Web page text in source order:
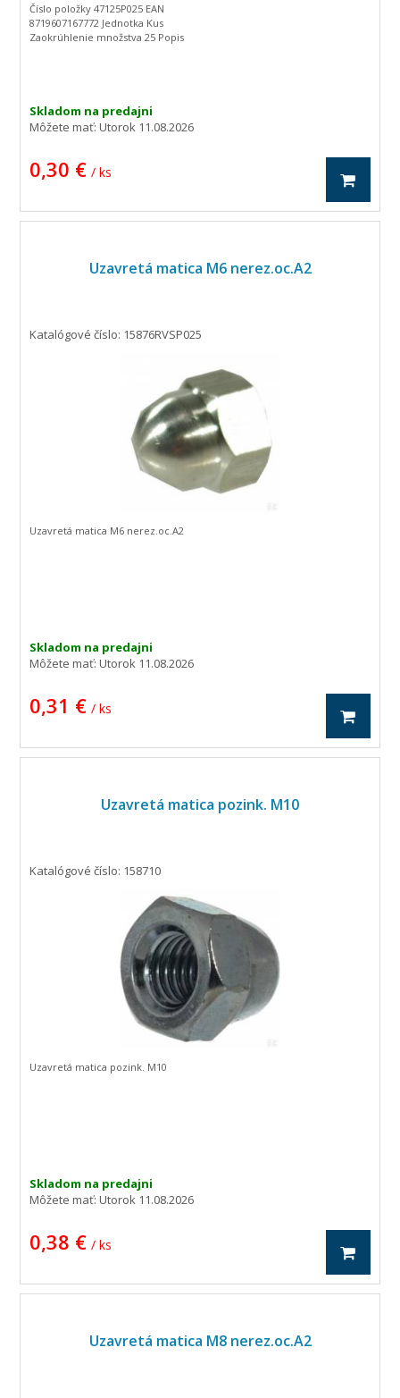
Skladom na predajni
Môžete mať:Utorok 11.08.2026
0,30 € / ks
Číslo položky 47125P025 EAN
8719607167772 Jednotka Kus
Zaokrúhlenie množstva 25 Popis
hrúbka 1,2 mm Materiál Oceľ mŠírka
montážnej drážky 1,3 mm d2Montážny
ks Materiál Oceľ
Uzavretá matica M6 nerez.oc.A2
Katalógové číslo: 15876RVSP025
Skladom na predajni
Môžete mať:Utorok 11.08.2026
0,31 € / ks
Uzavretá matica M6 nerez.oc.A2
Uzavretá matica pozink. M10
Katalógové číslo: 158710
Skladom na predajni
Môžete mať:Utorok 11.08.2026
0,38 € / ks
Uzavretá matica pozink. M10
Uzavretá matica M8 nerez.oc.A2